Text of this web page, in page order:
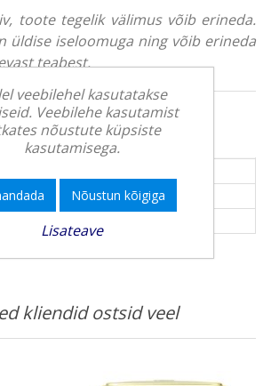
toote tegelik välimus võib erineda.
üldise iseloomuga ning võib erineda
teabest.
Tooteinfo:
Poola
kliendid ostsid veel
veebilehel kasutatakse
Veebilehe kasutamist
nõustute küpsiste
kasutamisega.
Nõustun kõigiga
Lisateave